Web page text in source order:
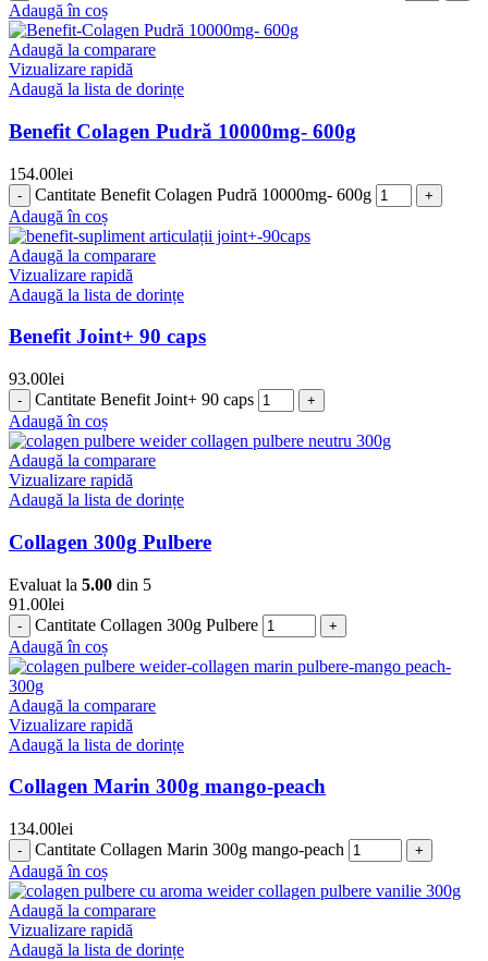
Adaugă în coș
Adaugă la comparare
Vizualizare rapidă
Adaugă la lista de dorințe
Benefit Colagen Pudră 10000mg- 600g
154.00lei
Cantitate Benefit Colagen Pudră 10000mg- 600g
Adaugă în coș
Adaugă la comparare
Vizualizare rapidă
Adaugă la lista de dorințe
Benefit Joint+ 90 caps
93.00lei
Cantitate Benefit Joint+ 90 caps
Adaugă în coș
Adaugă la comparare
Vizualizare rapidă
Adaugă la lista de dorințe
Collagen 300g Pulbere
Evaluat la 5.00 din 5
91.00lei
Cantitate Collagen 300g Pulbere
Adaugă în coș
Adaugă la comparare
Vizualizare rapidă
Adaugă la lista de dorințe
Collagen Marin 300g mango-peach
134.00lei
Cantitate Collagen Marin 300g mango-peach
Adaugă în coș
Adaugă la comparare
Vizualizare rapidă
Adaugă la lista de dorințe